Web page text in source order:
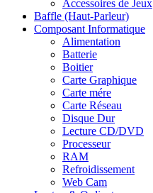
Accessoires de Jeux
Baffle (Haut-Parleur)
Composant Informatique
Alimentation
Batterie
Boitier
Carte Graphique
Carte mére
Carte Réseau
Disque Dur
Lecture CD/DVD
Processeur
RAM
Refroidissement
Web Cam